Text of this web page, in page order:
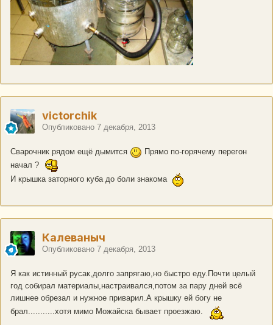
victorchik
Опубликовано 7 декабря, 2013
Сварочник рядом ещё дымится
Прямо по-горячему перегон
начал ?
И крышка заторного куба до боли знакома
Калеваныч
Опубликовано 7 декабря, 2013
Я как истинный русак,долго запрягаю,но быстро еду.Почти целый
год собирал материалы,настраивался,потом за пару дней всё
лишнее обрезал и нужное приварил.А крышку ей богу не
брал...........хотя мимо Можайска бывает проезжаю.